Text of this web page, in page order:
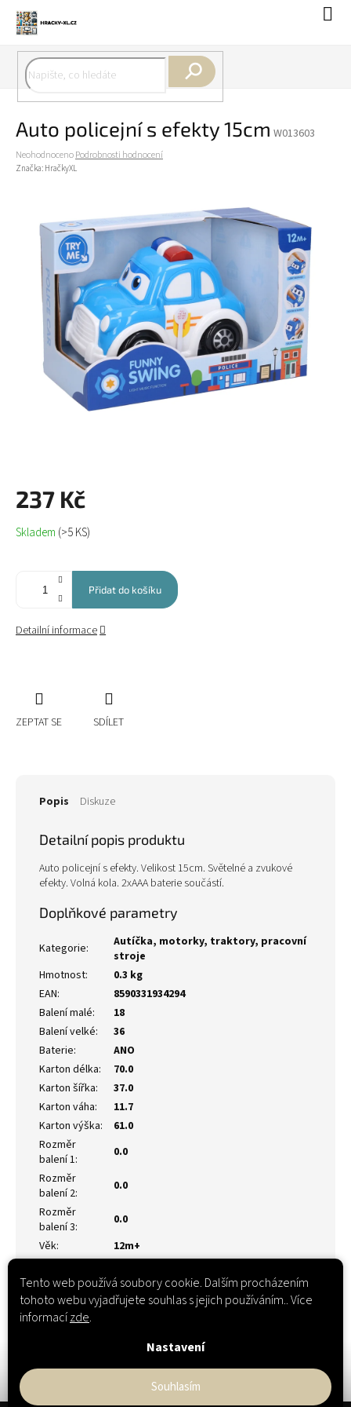
Tento web používá soubory cookie. Dalším procházením
tohoto webu vyjadřujete souhlas s jejich používáním.. Více
informacízde.
Nastavení
Souhlasím
obsah
Auto policejní s efekty 15cm W013603
Průměrné
hodnocení
hvězdiček.
NeohodnocenoPodrobnosti hodnocení
Značka: HračkyXL
237 Kč
Měrná
cena:
Skladem (>5 KS)
Přidat do košíku
Detailní informace
ZEPTAT SE SDÍLET
Popis Diskuze
Detailní popis produktu
Auto policejní s efekty. Velikost 15cm. Světelné a zvukové
efekty. Volná kola. 2xAAA baterie součástí.
Doplňkové parametry
Kategorie:
Autíčka, motorky, traktory, pracovní
stroje
Hmotnost:
0.3 kg
EAN:
8590331934294
Balení malé:
18
Balení velké:
36
Baterie:
ANO
Karton délka:
70.0
Karton šířka:
37.0
Karton váha:
11.7
Karton výška:
61.0
Rozměr
balení 1:
0.0
Rozměr
balení 2:
0.0
Rozměr
balení 3:
0.0
Věk: 12m+